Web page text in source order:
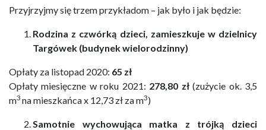
Przyjrzyjmy się trzem przykładom – jak było i jak będzie:
Rodzina z czwórką dzieci, zamieszkuje w dzielnicy
Targówek (budynek wielorodzinny)
Opłaty za listopad 2020: 65 zł
Opłaty miesięczne w roku 2021: 278,80 zł(zużycie ok. 3,5
m3 na mieszkańca x 12,73 zł za m3)
Samotnie wychowująca matka z trójką dzieci